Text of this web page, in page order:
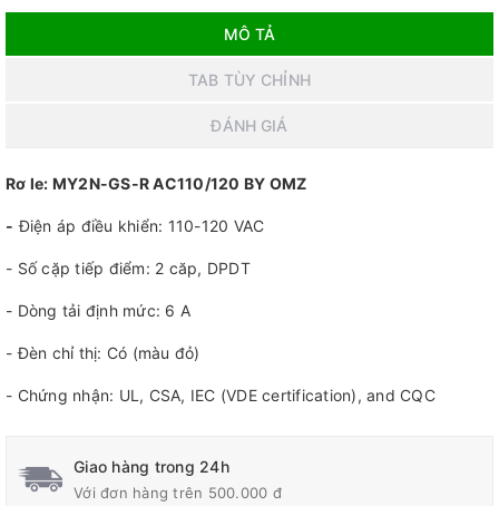
MÔ TẢ
TAB TÙY CHỈNH
ĐÁNH GIÁ
Rơ le: MY2N-GS-R AC110/120 BY OMZ
- Điện áp điều khiển: 110-120 VAC
- Số cặp tiếp điểm: 2 căp, DPDT
- Dòng tải định mức: 6 A
- Đèn chỉ thị: Có (màu đỏ)
- Chứng nhận: UL, CSA, IEC (VDE certification), and CQC
Giao hàng trong 24h
Với đơn hàng trên 500.000 đ